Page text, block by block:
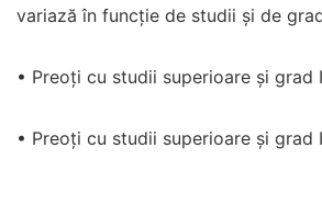
variază în funcţie de studii şi de
• Preoți cu studii superioare și grad
• Preoți cu studii superioare și grad